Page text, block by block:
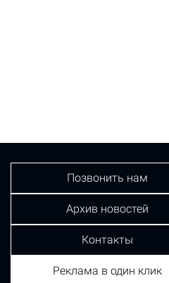
Позвонить нам
Архив новостей
Контакты
Реклама в один клик